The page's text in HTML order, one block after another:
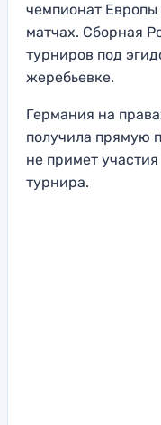
чемпионат Европы
матчах. Сборная
турниров под
жеребьевке.
Германия на
получила прямую
не примет
турнира.